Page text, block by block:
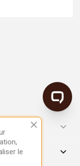

keyboard_arrow_down
le